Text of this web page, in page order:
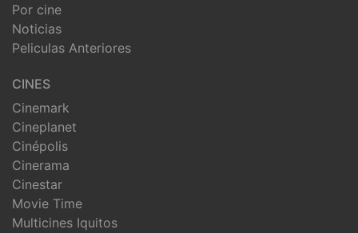
Por cine
Noticias
Peliculas Anteriores
CINES
Cinemark
Cineplanet
Cinépolis
Cinerama
Cinestar
Movie Time
Multicines Iquitos